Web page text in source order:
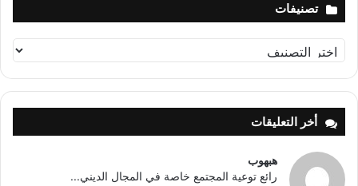
تصنيفات
تصنيفات
أخر التعليقات
هبهوب
رائع توعية المجتمع خاصة في المجال الديني...